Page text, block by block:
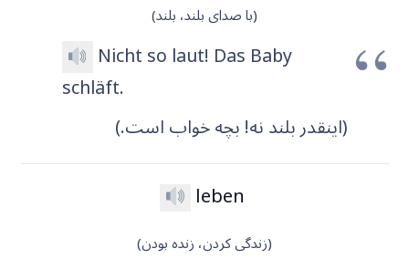
(با صدای بلند، بلند)
Nicht so laut! Das Baby
schläft.
(اینقدر بلند نه! بچه خواب است.)
leben
(زندگی کردن، زنده بودن)